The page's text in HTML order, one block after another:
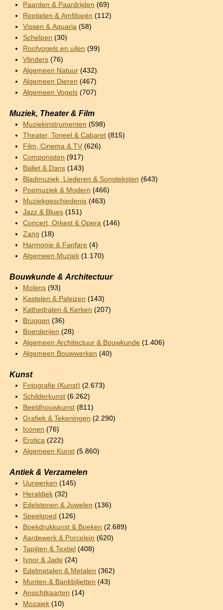
Paarden & Paardrijden (69)
Reptielen & Amfibieën (112)
Vissen & Aquaria (58)
Schelpen (30)
Roofvogels en uilen (99)
Vlinders (76)
Algemeen Natuur (432)
Algemeen Dieren (467)
Algemeen Vogels (707)
Muziek, Theater & Film
Muziekinstrumenten (598)
Theater, Toneel & Cabaret (815)
Film, Cinema & TV (626)
Componisten (917)
Ballet & Dans (143)
Bladmuziek, Liederen & Songteksten (643)
Popmuziek & Modern (466)
Muziekgeschiedenis (463)
Jazz & Blues (151)
Concert, Orkest & Opera (146)
Zang (18)
Harmonie & Fanfare (4)
Algemeen Muziek (1.170)
Bouwkunde & Architectuur
Molens (93)
Kastelen & Paleizen (143)
Kathedralen & Kerken (207)
Bruggen (36)
Boerderijen (28)
Algemeen Architectuur & Bouwkunde (1.406)
Algemeen Bouwwerken (40)
Kunst
Fotografie (Kunst) (2.673)
Schilderkunst (6.262)
Beeldhouwkunst (811)
Grafiek & Tekeningen (2.290)
Iconen (76)
Erotica (222)
Algemeen Kunst (5.860)
Antiek & Verzamelen
Uurwerken (145)
Heraldiek (32)
Edelstenen & Juwelen (136)
Speelgoed (126)
Boekdrukkunst & Boeken (2.689)
Aardewerk & Porcelein (620)
Tapijten & Textiel (408)
Ivoor & Jade (24)
Edelmetalen & Metalen (362)
Munten & Bankbiljetten (43)
Ansichtkaarten (14)
Mozaiek (10)